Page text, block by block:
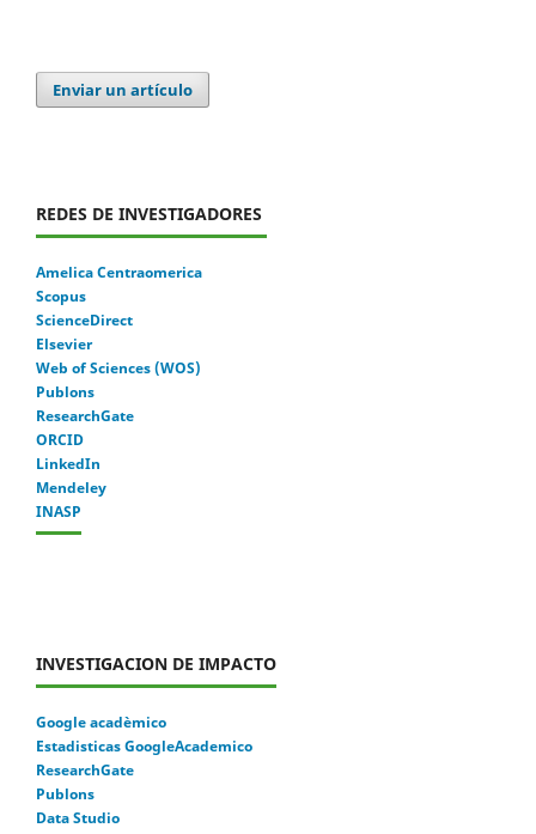
Enviar un artículo
REDES DE INVESTIGADORES
Amelica Centraomerica
Scopus
ScienceDirect
Elsevier
Web of Sciences (WOS)
Publons
ResearchGate
ORCID
LinkedIn
Mendeley
INASP
INVESTIGACION DE IMPACTO
Google acadèmico
Estadisticas GoogleAcademico
ResearchGate
Publons
Data Studio